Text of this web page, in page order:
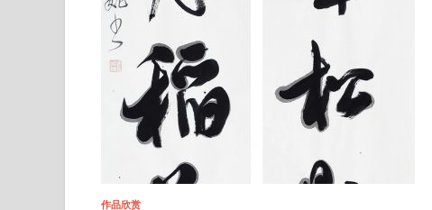
作品欣赏